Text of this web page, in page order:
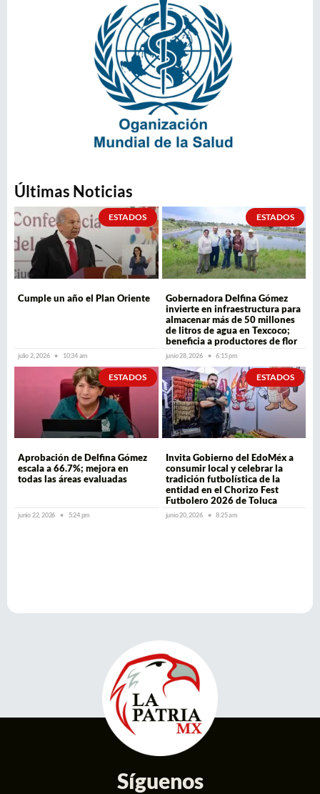
Últimas Noticias
ESTADOS
Cumple un año el Plan Oriente
julio 2, 2026 10:34 am
ESTADOS
Gobernadora Delfina Gómez
invierte en infraestructura para
almacenar más de 50 millones
de litros de agua en Texcoco;
beneficia a productores de flor
junio 28, 2026 6:15 pm
ESTADOS
Aprobación de Delfina Gómez
escala a 66.7%; mejora en
todas las áreas evaluadas
junio 22, 2026 5:24 pm
ESTADOS
Invita Gobierno del EdoMéx a
consumir local y celebrar la
tradición futbolística de la
entidad en el Chorizo Fest
Futbolero 2026 de Toluca
junio 20, 2026 8:25 am
Síguenos